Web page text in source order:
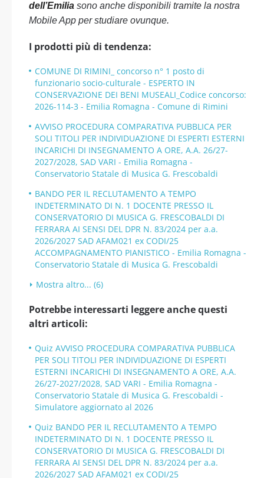
dell’Emilia sono anche disponibili tramite la nostra
Mobile App per studiare ovunque.
I prodotti più di tendenza:
COMUNE DI RIMINI_ concorso n° 1 posto di
funzionario socio-culturale - ESPERTO IN
CONSERVAZIONE DEI BENI MUSEALI_Codice concorso:
2026-114-3 - Emilia Romagna - Comune di Rimini
AVVISO PROCEDURA COMPARATIVA PUBBLICA PER
SOLI TITOLI PER INDIVIDUAZIONE DI ESPERTI ESTERNI
INCARICHI DI INSEGNAMENTO A ORE, A.A. 26/27-
2027/2028, SAD VARI - Emilia Romagna -
Conservatorio Statale di Musica G. Frescobaldi
BANDO PER IL RECLUTAMENTO A TEMPO
INDETERMINATO DI N. 1 DOCENTE PRESSO IL
CONSERVATORIO DI MUSICA G. FRESCOBALDI DI
FERRARA AI SENSI DEL DPR N. 83/2024 per a.a.
2026/2027 SAD AFAM021 ex CODI/25
ACCOMPAGNAMENTO PIANISTICO - Emilia Romagna -
Conservatorio Statale di Musica G. Frescobaldi
Mostra altro... (6)
Potrebbe interessarti leggere anche questi
altri articoli:
Quiz AVVISO PROCEDURA COMPARATIVA PUBBLICA
PER SOLI TITOLI PER INDIVIDUAZIONE DI ESPERTI
ESTERNI INCARICHI DI INSEGNAMENTO A ORE, A.A.
26/27-2027/2028, SAD VARI - Emilia Romagna -
Conservatorio Statale di Musica G. Frescobaldi -
Simulatore aggiornato al 2026
Quiz BANDO PER IL RECLUTAMENTO A TEMPO
INDETERMINATO DI N. 1 DOCENTE PRESSO IL
CONSERVATORIO DI MUSICA G. FRESCOBALDI DI
FERRARA AI SENSI DEL DPR N. 83/2024 per a.a.
2026/2027 SAD AFAM021 ex CODI/25